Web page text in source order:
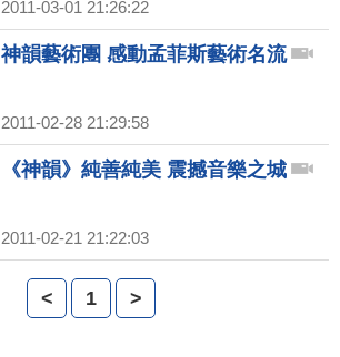
2011-03-01 21:26:22
神韻藝術團 感動孟菲斯藝術名流
2011-02-28 21:29:58
《神韻》純善純美 震撼音樂之城
2011-02-21 21:22:03
< 1 >